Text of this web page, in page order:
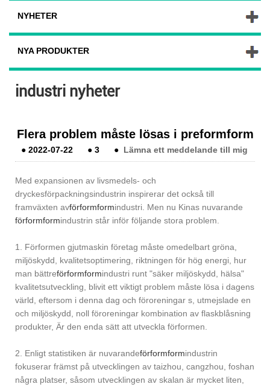
NYHETER
NYA PRODUKTER
industri nyheter
Flera problem måste lösas i preformform
●2022-07-22 ●3 ● Lämna ett meddelande till mig
Med expansionen av livsmedels- och
dryckesförpackningsindustrin inspirerar det också till
framväxten avförformformindustri. Men nu Kinas nuvarande
förformformindustrin står inför följande stora problem.
1. Förformen gjutmaskin företag måste omedelbart gröna,
miljöskydd, kvalitetsoptimering, riktningen för hög energi, hur
man bättreförformformindustri runt "säker miljöskydd, hälsa"
kvalitetsutveckling, blivit ett viktigt problem måste lösa i dagens
värld, eftersom i denna dag och föroreningar s, utmejslade en
och miljöskydd, noll föroreningar kombination av flaskblåsning
produkter, Är den enda sätt att utveckla förformen.
2. Enligt statistiken är nuvarandeförformformindustrin
fokuserar främst på utvecklingen av taizhou, cangzhou, foshan
några platser, såsom utvecklingen av skalan är mycket liten,